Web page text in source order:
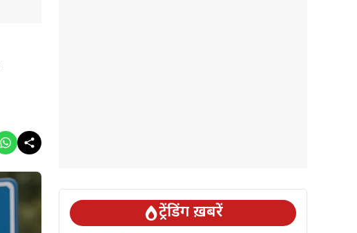
ट्रेंडिंग ख़बरें